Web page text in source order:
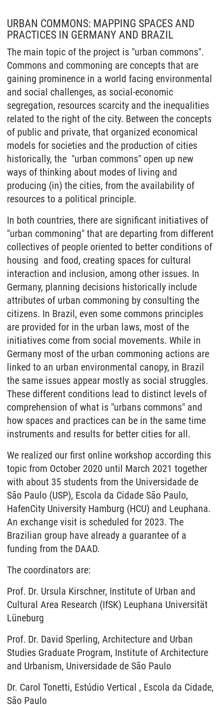
URBAN COMMONS: MAPPING SPACES AND
PRACTICES IN GERMANY AND BRAZIL
The main topic of the project is "urban commons".
Commons and commoning are concepts that are
gaining prominence in a world facing environmental
and social challenges, as social-economic
segregation, resources scarcity and the inequalities
related to the right of the city. Between the concepts
of public and private, that organized economical
models for societies and the production of cities
historically, the "urban commons" open up new
ways of thinking about modes of living and
producing (in) the cities, from the availability of
resources to a political principle.
In both countries, there are significant initiatives of
"urban commoning" that are departing from different
collectives of people oriented to better conditions of
housing and food, creating spaces for cultural
interaction and inclusion, among other issues. In
Germany, planning decisions historically include
attributes of urban commoning by consulting the
citizens. In Brazil, even some commons principles
are provided for in the urban laws, most of the
initiatives come from social movements. While in
Germany most of the urban commoning actions are
linked to an urban environmental canopy, in Brazil
the same issues appear mostly as social struggles.
These different conditions lead to distinct levels of
comprehension of what is "urbans commons" and
how spaces and practices can be in the same time
instruments and results for better cities for all.
We realized our first online workshop according this
topic from October 2020 until March 2021 together
with about 35 students from the Universidade de
São Paulo (USP), Escola da Cidade São Paulo,
HafenCity University Hamburg (HCU) and Leuphana.
An exchange visit is scheduled for 2023. The
Brazilian group have already a guarantee of a
funding from the DAAD.
The coordinators are:
Prof. Dr. Ursula Kirschner, Institute of Urban and
Cultural Area Research (IfSK) Leuphana Universität
Lüneburg
Prof. Dr. David Sperling, Architecture and Urban
Studies Graduate Program, Institute of Architecture
and Urbanism, Universidade de São Paulo
Dr. Carol Tonetti, Estúdio Vertical , Escola da Cidade,
São Paulo